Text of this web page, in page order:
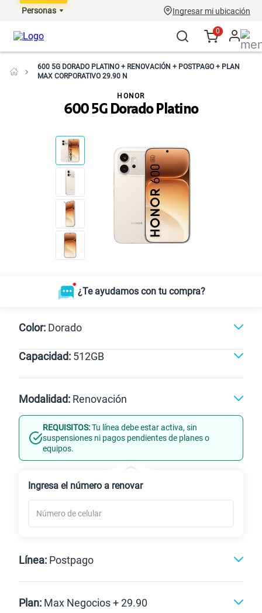
Personas Ingresar mi ubicación
0
600 5G DORADO PLATINO + RENOVACIÓN + POSTPAGO + PLAN
MAX CORPORATIVO 29.90 N
600 5G Dorado Platino
HONOR
¿Te ayudamos con tu compra?
Color: Dorado
Naranja
Capacidad: 512GB
512GB
Modalidad: Renovación
Línea Nueva Portabilidad
REQUISITOS:Tu línea debe estar activa, sin
suspensiones ni pagos pendientes de planes o
equipos.
Ingresa el número a renovar
Línea: Postpago
Postpago
Plan: Max Negocios + 29.90